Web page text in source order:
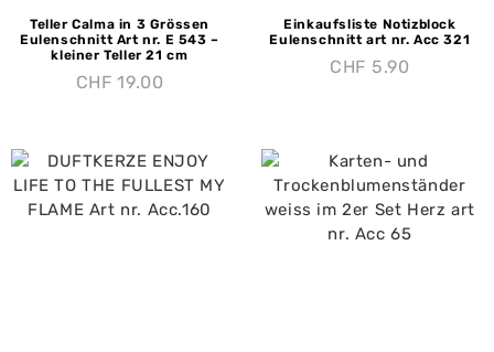
Teller Calma in 3 Grössen
Eulenschnitt Art nr. E 543 –
kleiner Teller 21 cm
CHF 19.00
Einkaufsliste Notizblock
Eulenschnitt art nr. Acc 321
CHF 5.90